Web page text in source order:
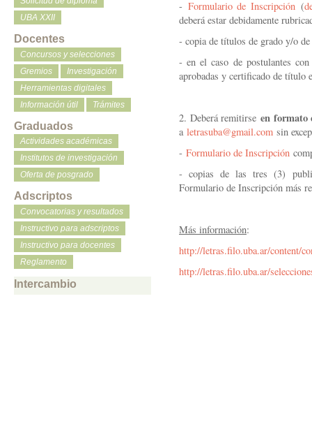
UBA XXII
Docentes
Concursos y selecciones
Gremios
Investigación
Herramientas digitales
Información útil
Trámites
Graduados
Actividades académicas
Institutos de investigación
Oferta de posgrado
Adscriptos
Convocatorias y resultados
Instructivo para adscriptos
Instructivo para docentes
Reglamento
Intercambio
- Formulario de Inscripción(
deberá estar debidamente
- copia de títulos de grado y/o
- en el caso de postulantes
aprobadas y certificado de título
2. Deberá remitirse en formato
a letrasuba@gmail.com sin
- Formulario de Inscripción
- copias de las tres (3)
Formulario de Inscripción más
Más información:
http://letras.filo.uba.ar/content/
http://letras.filo.uba.ar/